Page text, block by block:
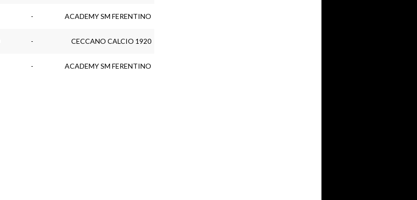
- ACADEMY SM FERENTINO
- CECCANO CALCIO 1920
- ACADEMY SM FERENTINO